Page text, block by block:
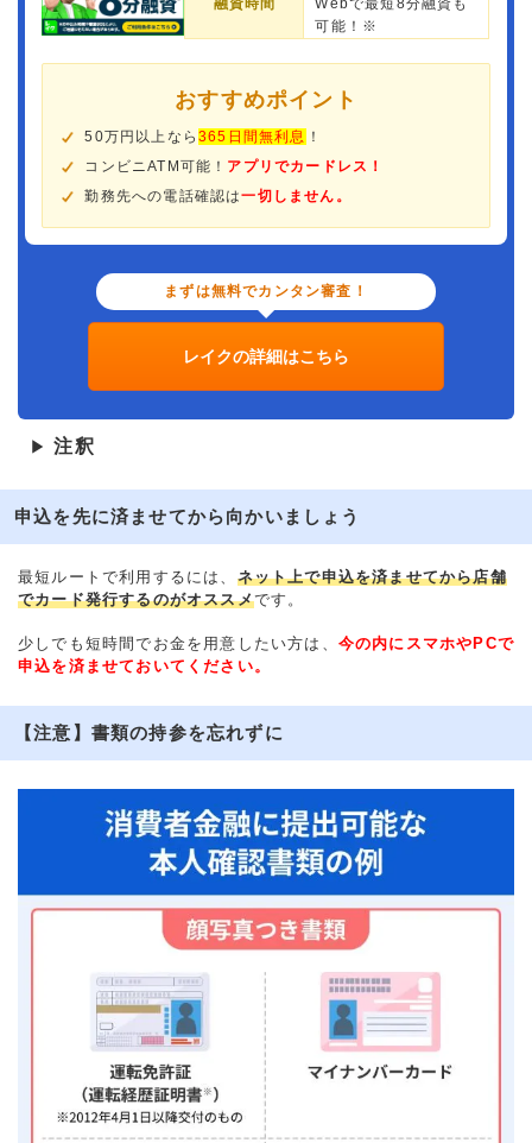
融資時間
Webで最短8分融資も
可能！※
おすすめポイント
50万円以上なら365日間無利息 ！
コンビニATM可能！ アプリでカードレス！
勤務先への電話確認は一切しません。
まずは無料でカンタン審査！
レイクの詳細はこちら
▶ 注釈
申込を先に済ませてから向かいましょう
最短ルートで利用するには、 ネット上で申込を済ませてから店舗
でカード発行するのがオススメです。
少しでも短時間でお金を用意したい方は、 今の内にスマホやPCで
申込を済ませておいてください。
【注意】書類の持参を忘れずに